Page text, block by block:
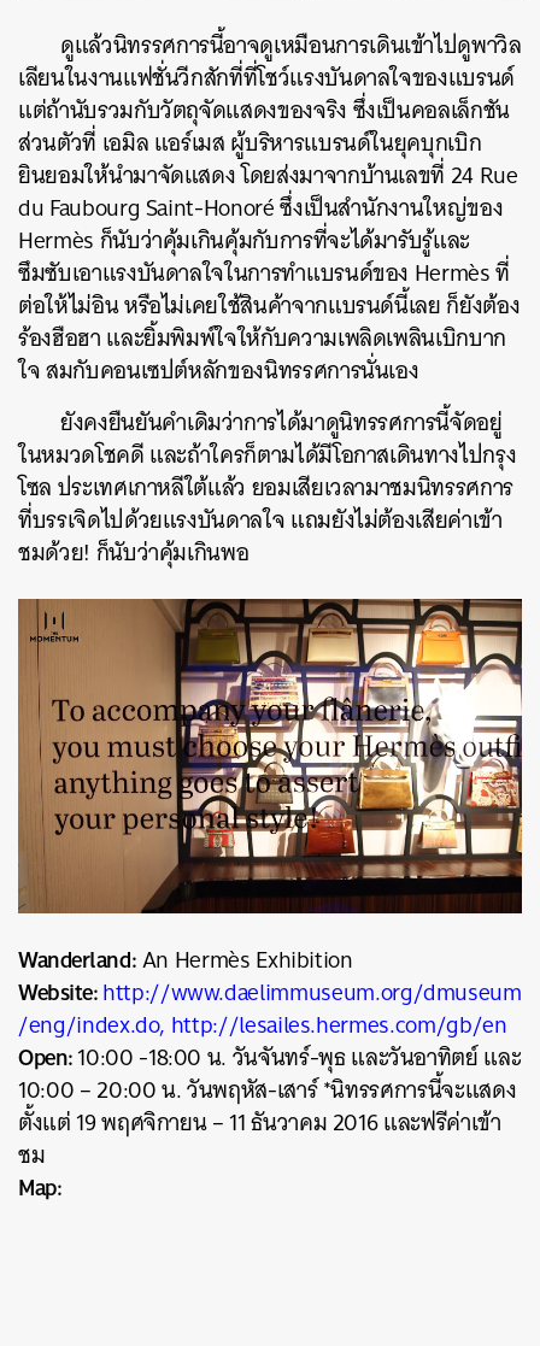
ดูแล้วนิทรรศการนี้อาจดูเหมือนการเดินเข้าไปดูพาวิล
เลียนในงานแฟชั่นวีกสักที่ที่โชว์แรงบันดาลใจของแบรนด์
แต่ถ้านับรวมกับวัตถุจัดแสดงของจริง ซึ่งเป็นคอลเล็กชัน
ส่วนตัวที่ เอมิล แอร์เมส ผู้บริหารแบรนด์ในยุคบุกเบิก
ยินยอมให้นำมาจัดแสดง โดยส่งมาจากบ้านเลขที่ 24 Rue
du Faubourg Saint-Honoré ซึ่งเป็นสำนักงานใหญ่ของ
Hermès ก็นับว่าคุ้มเกินคุ้มกับการที่จะได้มารับรู้และ
ซึมซับเอาแรงบันดาลใจในการทำแบรนด์ของ Hermès ที่
ต่อให้ไม่อิน หรือไม่เคยใช้สินค้าจากแบรนด์นี้เลย ก็ยังต้อง
ร้องฮือฮา และยิ้มพิมพ์ใจให้กับความเพลิดเพลินเบิกบาก
ใจ สมกับคอนเซปต์หลักของนิทรรศการนั่นเอง
ยังคงยืนยันคำเดิมว่าการได้มาดูนิทรรศการนี้จัดอยู่
ในหมวดโชคดี และถ้าใครก็ตามได้มีโอกาสเดินทางไปกรุง
โซล ประเทศเกาหลีใต้แล้ว ยอมเสียเวลามาชมนิทรรศการ
ที่บรรเจิดไปด้วยแรงบันดาลใจ แถมยังไม่ต้องเสียค่าเข้า
ชมด้วย! ก็นับว่าคุ้มเกินพอ
Wanderland:An Hermès Exhibition
Website:http://www.daelimmuseum.org/dmuseum
/eng/index.do, http://lesailes.hermes.com/gb/en
Open:10:00 -18:00 น. วันจันทร์-พุธ และวันอาทิตย์ และ
10:00 – 20:00 น. วันพฤหัส-เสาร์ *นิทรรศการนี้จะแสดง
ตั้งแต่ 19 พฤศจิกายน – 11 ธันวาคม 2016 และฟรีค่าเข้า
ชม
Map: